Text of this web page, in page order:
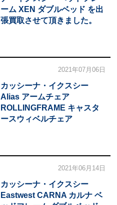
ーム XEN ダブルベッド を出
張買取させて頂きました。
2021年07月06日
カッシーナ・イクスシー
Alias アームチェア
ROLLINGFRAME キャスタ
ースウィベルチェア
2021年06月14日
カッシーナ・イクスシー
Eastwest CARNA カルナ ベ